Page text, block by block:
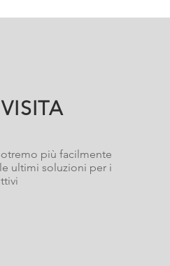
più facilmente
ultimi soluzioni per i